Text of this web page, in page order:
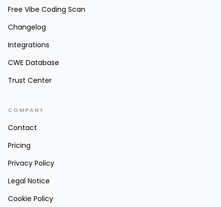
Free Vibe Coding Scan
Changelog
Integrations
CWE Database
Trust Center
COMPANY
Contact
Pricing
Privacy Policy
Legal Notice
Cookie Policy